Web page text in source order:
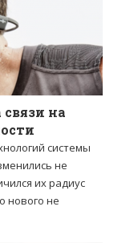
на
системы
не
их радиус
нового не